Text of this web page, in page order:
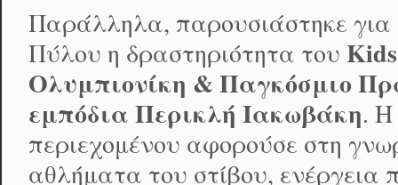
Παράλληλα, παρουσιάστηκε
Πύλου η δραστηριότητα του
Ολυμπιονίκη & Παγκόσμιο
εμπόδια Περικλή Ιακωβάκη. Η
περιεχομένου αφορούσε στη
αθλήματα του στίβου, ενέργεια